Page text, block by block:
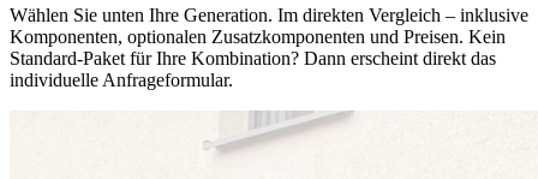
Wählen Sie unten Ihre Generation. Im direkten Vergleich – inklusive
Komponenten, optionalen Zusatzkomponenten und Preisen. Kein
Standard-Paket für Ihre Kombination? Dann erscheint direkt das
individuelle Anfrageformular.